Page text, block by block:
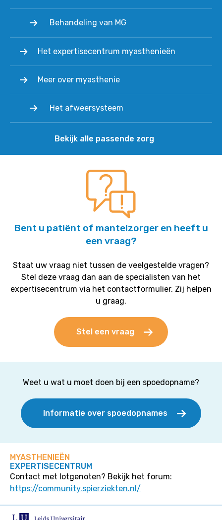
Behandeling van MG
Het expertisecentrum myasthenieën
Meer over myasthenie
Het afweersysteem
Bekijk alle passende zorg
Bent u patiënt of mantelzorger en heeft u
een vraag?
Staat uw vraag niet tussen de veelgestelde vragen?
Stel deze vraag dan aan de specialisten van het
expertisecentrum via het contactformulier. Zij helpen
u graag.
Stel een vraag
Weet u wat u moet doen bij een spoedopname?
Informatie over spoedopnames
MYASTHENIEËN
EXPERTISECENTRUM
Contact met lotgenoten? Bekijk het forum:
https://community.spierziekten.nl/